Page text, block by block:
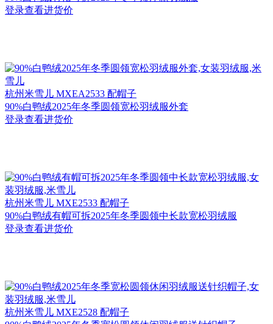
登录查看进货价
杭州米雪儿 MXEA2533 配帽子
90%白鸭绒2025年冬季圆领宽松羽绒服外套
登录查看进货价
杭州米雪儿 MXE2533 配帽子
90%白鸭绒有帽可拆2025年冬季圆领中长款宽松羽绒服
登录查看进货价
杭州米雪儿 MXE2528 配帽子